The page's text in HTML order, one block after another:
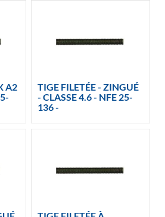
A2
TIGE FILETÉE - ZINGUÉ
- CLASSE 4.6 - NFE 25-
136 -